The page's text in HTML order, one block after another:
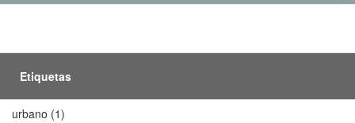
Etiquetas
urbano (1)